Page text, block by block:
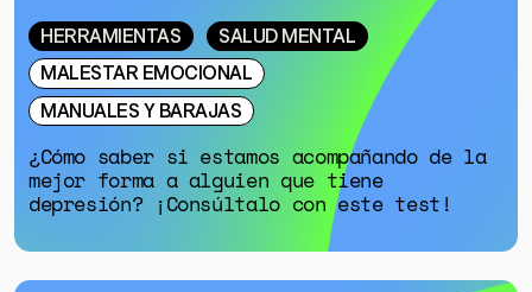
HERRAMIENTAS
SALUD MENTAL
MALESTAR EMOCIONAL
MANUALES Y BARAJAS
¿Cómo saber si estamos acompañando de la
mejor forma a alguien que tiene
depresión? ¡Consúltalo con este test!